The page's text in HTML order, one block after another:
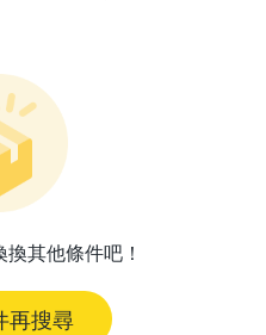
其他條件吧！
再搜尋